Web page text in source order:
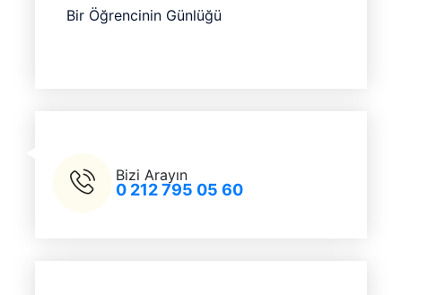
Bir Öğrencinin Günlüğü
Bizi Arayın
0 212 795 05 60